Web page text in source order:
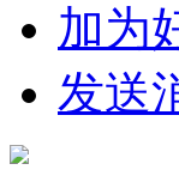
加为
发送